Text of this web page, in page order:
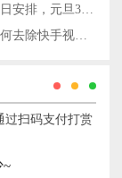
国务院今天发布2021节假日安排，元旦3天，春节7天，劳动节5天
快手视频去水印方法，如何去除快手视频水印
过扫码支付打赏
~